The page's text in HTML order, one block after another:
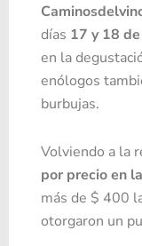
días 17 y 18
en la
enólogos
burbujas.
Volviendo a la
por precio en
más de $ 400
otorgaron un